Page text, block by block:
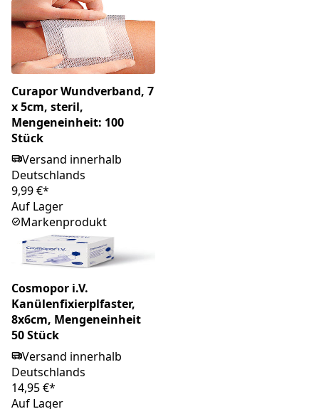
Curapor Wundverband, 7
x 5cm, steril,
Mengeneinheit: 100
Stück
Versand innerhalb
Deutschlands
9,99 €*
Auf Lager
Markenprodukt
Cosmopor i.V.
Kanülenfixierplfaster,
8x6cm, Mengeneinheit
50 Stück
Versand innerhalb
Deutschlands
14,95 €*
Auf Lager